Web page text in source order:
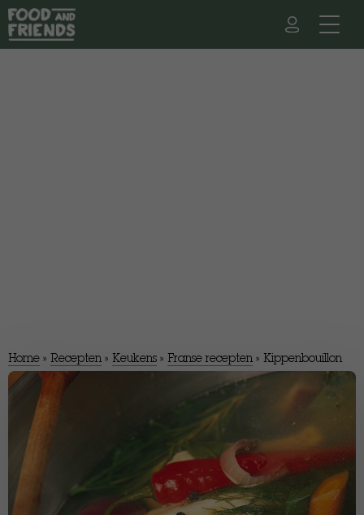
Home » Recepten » Keukens » Franse recepten » Kippenbouillon